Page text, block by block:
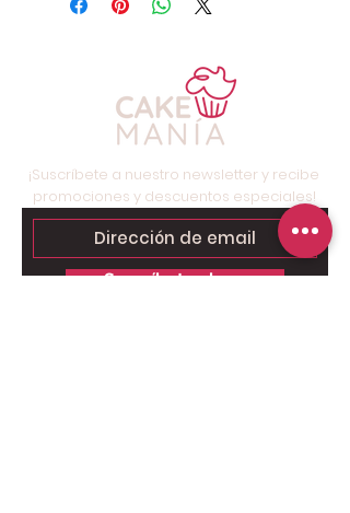
¡Suscríbete a nuestro newsletter y recibe
promociones y descuentos especiales!
Suscríbete ahora